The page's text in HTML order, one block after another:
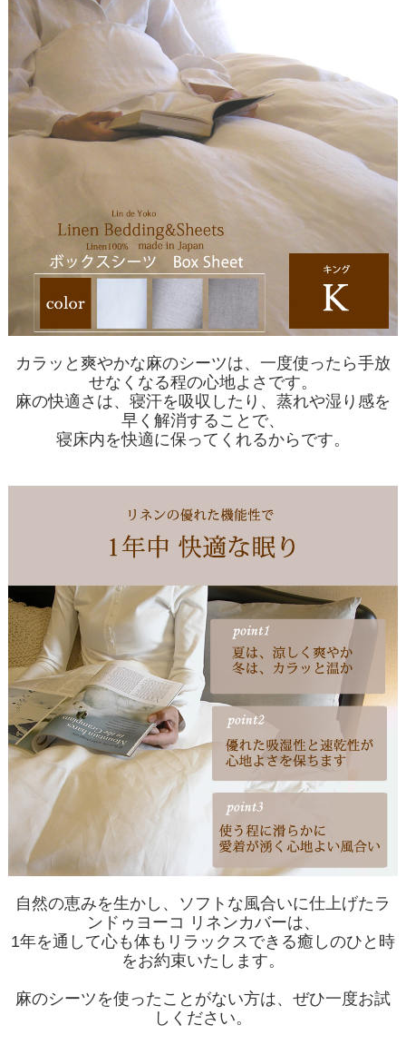
カラッと爽やかな麻のシーツは、一度使ったら手放
せなくなる程の心地よさです。
麻の快適さは、寝汗を吸収したり、蒸れや湿り感を
早く解消することで、
寝床内を快適に保ってくれるからです。
自然の恵みを生かし、ソフトな風合いに仕上げたラ
ンドゥヨーコ リネンカバーは、
1年を通して心も体もリラックスできる癒しのひと時
をお約束いたします。
麻のシーツを使ったことがない方は、ぜひ一度お試
しください。